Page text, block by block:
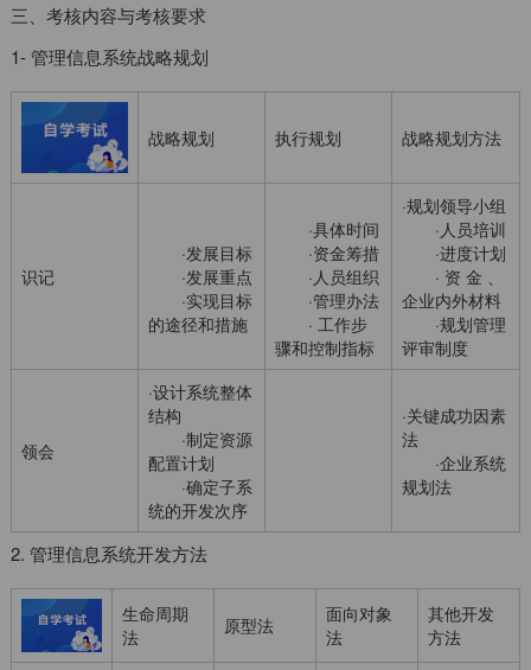
三、考核内容与考核要求
1- 管理信息系统战略规划
战略规划 执行规划 战略规划方法
识记
·发展目标
·发展重点
·实现目标
的途径和措施
·具体时间
·资金筹措
·人员组织
·管理办法
· 工作步
骤和控制指标
·规划领导小组
·人员培训
·进度计划
· 资 金 、
企业内外材料
·规划管理
评审制度
领会
·设计系统整体
结构
·制定资源
配置计划
·确定子系
统的开发次序
·关键成功因素
法
·企业系统
规划法
2. 管理信息系统开发方法
生命周期
法
原型法
面向对象
法
其他开发
方法